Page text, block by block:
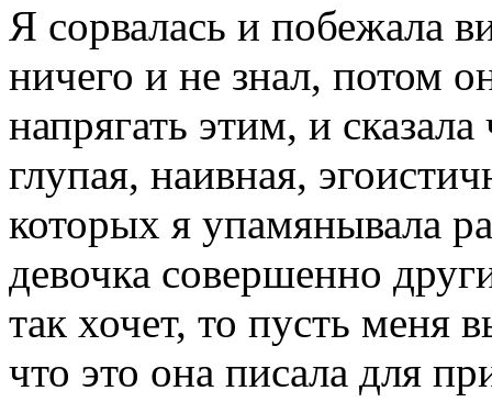
Я сорвалась и побежала
ничего и не знал, потом
напрягать этим, и
глупая, наивная,
которых я упамянывала
девочка совершенно
так хочет, то пусть меня
что это она писала для